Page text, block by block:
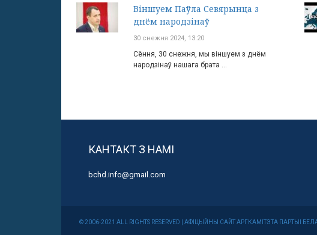
Віншуем Паўла Севярынца з
днём народзінаў
30 снежня 2024, 13:20
Сёння, 30 снежня, мы віншуем з днём
народзінаў нашага брата ...
КАНТАКТ З НАМІ
bchd.info@gmail.com
© 2006-2021 ALL RIGHTS RESERVED | АФІЦЫЙНЫ САЙТ АРГКАМІТЭТА ПАРТЫІ